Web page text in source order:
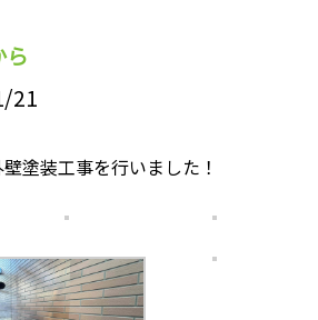
ら
21
塗装工事を行いました！